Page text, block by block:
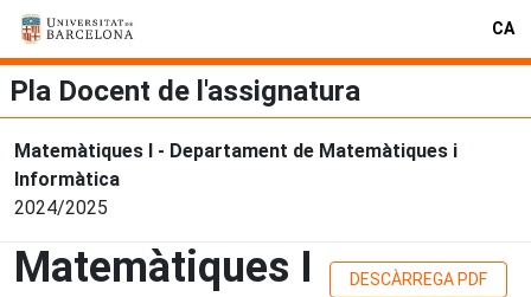
CA
Pla Docent de l'assignatura
Matemàtiques I - Departament de Matemàtiques i
Informàtica
2024/2025
Matemàtiques I DESCÀRREGA PDF